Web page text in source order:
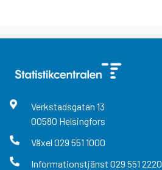
Verkstadsgatan 13
00580 Helsingfors
Växel 029 551 1000
Informationstjänst 029 551 2220